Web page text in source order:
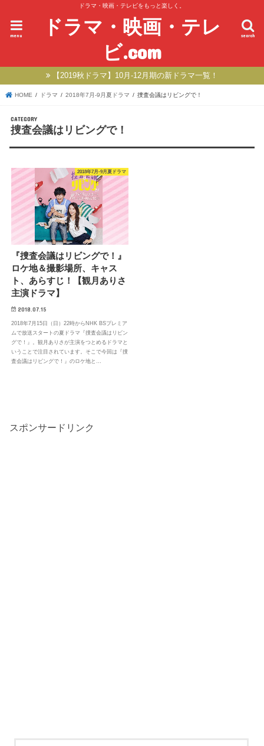
ドラマ・映画・テレビをもっと楽しく。
ドラマ・映画・テレ
ビ.com
search
menu
【2019秋ドラマ】10月-12月期の新ドラマ一覧！
HOME ドラマ 2018年7月-9月夏ドラマ 捜査会議はリビングで！
捜査会議はリビングで！
2018年7月-9月夏ドラマ
『捜査会議はリビングで！』
ロケ地＆撮影場所、キャス
ト、あらすじ！【観月ありさ
主演ドラマ】
2018.07.15
2018年7月15日（日）22時からNHK BSプレミア
ムで放送スタートの夏ドラマ『捜査会議はリビン
グで！』。観月ありさが主演をつとめるドラマと
いうことで注目されています。そこで今回は『捜
査会議はリビングで！』のロケ地と…
スポンサードリンク